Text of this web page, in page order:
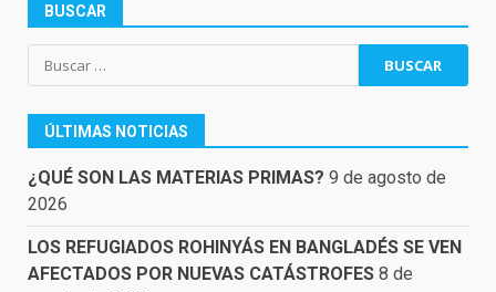
BUSCAR
Buscar:
ÚLTIMAS NOTICIAS
¿QUÉ SON LAS MATERIAS PRIMAS? 9 de agosto de
2026
LOS REFUGIADOS ROHINYÁS EN BANGLADÉS SE VEN
AFECTADOS POR NUEVAS CATÁSTROFES 8 de